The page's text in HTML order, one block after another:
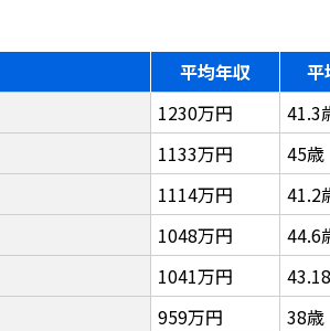
平均年収 平
1230万円 41.3
1133万円 45歳
1114万円 41.2
1048万円 44.6
1041万円
959万円 38歳